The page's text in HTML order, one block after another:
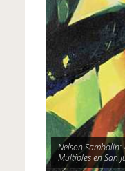
Nelson
Múltiples en San